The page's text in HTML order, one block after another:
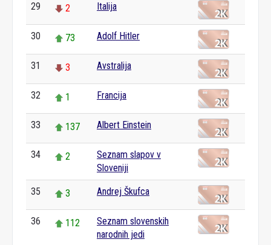
29 2 Italija
30 73 Adolf Hitler
31 3 Avstralija
32 1 Francija
33 137 Albert Einstein
34 2
Seznam slapov v
Sloveniji
35 3 Andrej Škufca
36 112
Seznam slovenskih
narodnih jedi